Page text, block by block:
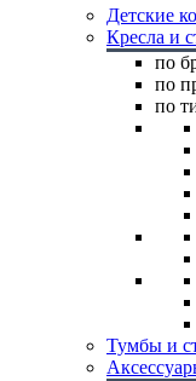
Детские
Кресла и
по
по
по
Тумбы и